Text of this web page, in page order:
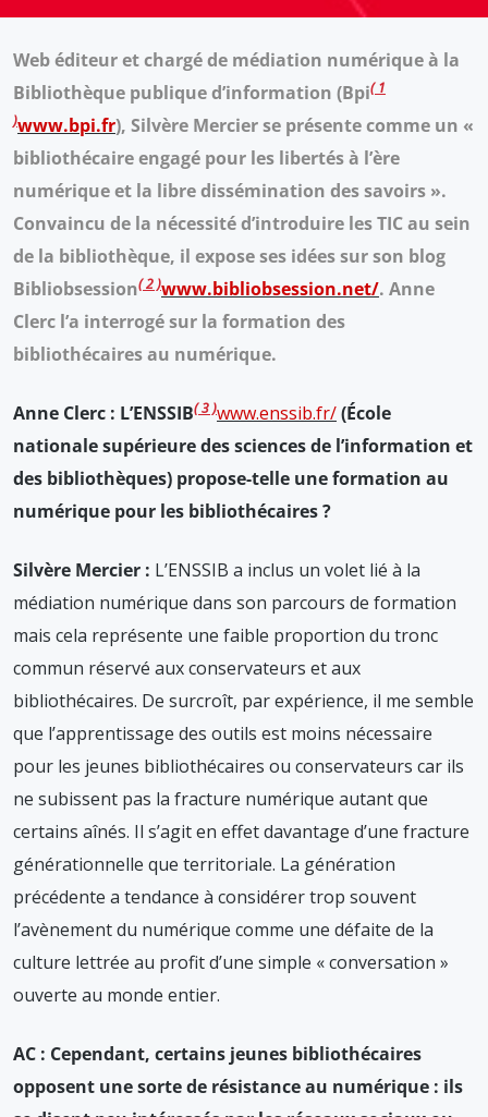
Web éditeur et chargé de médiation numérique à la
Bibliothèque publique d’information (Bpi 1
www.bpi.fr), Silvère Mercier se présente comme un «
bibliothécaire engagé pour les libertés à l’ère
numérique et la libre dissémination des savoirs ».
Convaincu de la nécessité d’introduire les TIC au sein
de la bibliothèque, il expose ses idées sur son blog
Bibliobsession 2 www.bibliobsession.net/. Anne
Clerc l’a interrogé sur la formation des
bibliothécaires au numérique.
Anne Clerc : L’ENSSIB 3 www.enssib.fr/(École
nationale supérieure des sciences de l’information et
des bibliothèques) propose-telle une formation au
numérique pour les bibliothécaires ?
Silvère Mercier : L’ENSSIB a inclus un volet lié à la
médiation numérique dans son parcours de formation
mais cela représente une faible proportion du tronc
commun réservé aux conservateurs et aux
bibliothécaires. De surcroît, par expérience, il me semble
que l’apprentissage des outils est moins nécessaire
pour les jeunes bibliothécaires ou conservateurs car ils
ne subissent pas la fracture numérique autant que
certains aînés. Il s’agit en effet davantage d’une fracture
générationnelle que territoriale. La génération
précédente a tendance à considérer trop souvent
l’avènement du numérique comme une défaite de la
culture lettrée au profit d’une simple « conversation »
ouverte au monde entier.
AC : Cependant, certains jeunes bibliothécaires
opposent une sorte de résistance au numérique : ils